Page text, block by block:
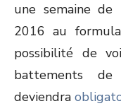
une semaine de
2016 au
possibilité de
battements
deviendra